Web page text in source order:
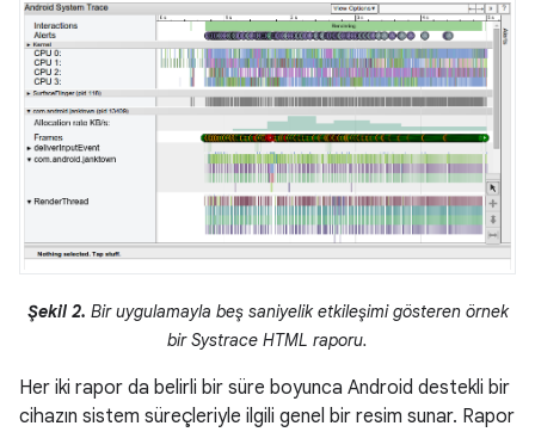
Şekil 2. Bir uygulamayla beş saniyelik etkileşimi gösteren örnek
bir Systrace HTML raporu.
Her iki rapor da belirli bir süre boyunca Android destekli bir
cihazın sistem süreçleriyle ilgili genel bir resim sunar. Rapor